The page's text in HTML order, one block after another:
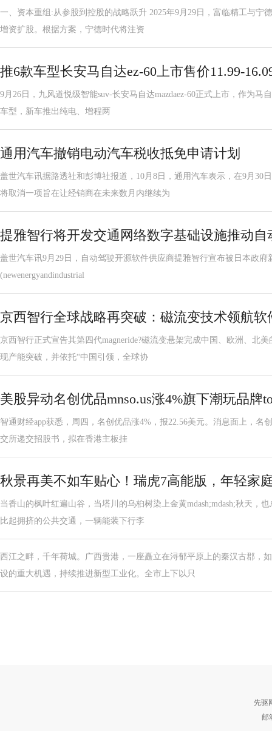
一、资本重组:从参股到控股的战略跃升 2025年9月29日，富临精工与宁
增资扩股。根据方案，宁德时代将注资
推6款车型长安马自达ez-60上市售价11.99-
9月26日，九风道悦级智能suv-长安马自达mazdaez-60正式上市，作为马
车型，新车推出纯电、增程两
通用汽车撤销电动汽车税收抵免申请计划
盖世汽车讯据路透社和彭博社报道，10月8日，通用汽车表示，在9月30
将取消一项旨在让经销商在未来数月内继续为
提雅智行将开发交通网络数字基础设施推动
盖世汽车讯9月29日，自动驾驶开源软件供应商提雅智行宣布被日本政
(newenergyandindustrial
京西智行全球战略再突破：磁流变技术领航
京西智行正式宣告其第四代magneride?磁流变悬架完成中国、欧洲、北
现产能突破，并依托“中国引领，全球协
美股异动名创优品mnso.us涨4%旗下潮玩品牌
智通财经app获悉，周四，名创优品涨4%，报22.56美元。消息面上，名
交所递交招股书，拟在香港主板挂
秋景再美不如车贴心！瑞虎7高能版，年轻家
当香山的枫叶红遍山谷，当塔川的乌桕树染上金黄mdash;mdash;秋天，
比起拥挤的公共交通，一辆能装下行李
西江之畔，千年荷城。广西贵港，一座矗立在浔郁平原上的秦汉古郡，
设的重大机遇，持续推进新型工业化。全市上下以只
先驱
邮